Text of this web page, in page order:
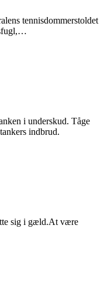
tennisdommerstoldet
i underskud. Tåge
indbrud.
sig i gæld.At være